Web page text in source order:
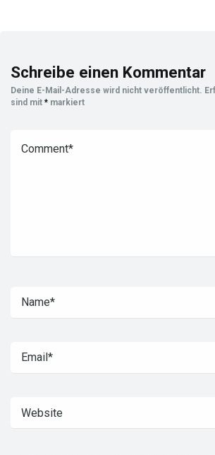
Schreibe einen Kommentar
Deine E-Mail-Adresse wird nicht veröffentlicht.
sind mit * markiert